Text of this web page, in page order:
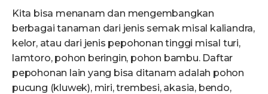
Kita bisa menanam dan mengembangkan
berbagai tanaman dari jenis semak misal kaliandra,
kelor, atau dari jenis pepohonan tinggi misal turi,
lamtoro, pohon beringin, pohon bambu. Daftar
pepohonan lain yang bisa ditanam adalah pohon
pucung (kluwek), miri, trembesi, akasia, bendo,